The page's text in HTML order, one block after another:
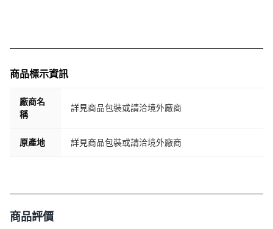
商品標示資訊
廠商名
稱
詳見商品包裝或請洽境外廠商
原產地 詳見商品包裝或請洽境外廠商
商品評價